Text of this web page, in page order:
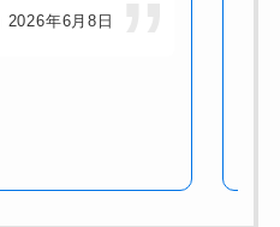
2026年6月8日